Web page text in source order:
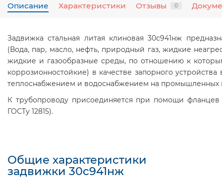
Описание Характеристики Отзывы 0
Задвижка стальная литая клиновая 30с941нж
(Вода, пар, масло, нефть, природный газ, жидкие
жидкие и газообразные среды, по отношению к
коррозионностойкие) в качестве запорного
теплоснабжением и водоснабжением на промышленных
К трубопроводу присоединяется при помощи фланцев
ГОСТу 12815).
Общие характеристики
задвижки 30с941нж